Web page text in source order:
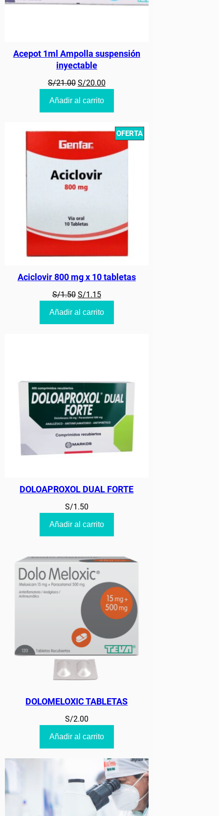
Acepot 1ml Ampolla suspensión
inyectable
S/21.00 El
original
S/21.00.
S/20.00El
S/20.00.
Añadir al carrito
OFERTAPRODUCT
Aciclovir 800 mg x 10 tabletas
S/1.50 El
original
S/1.15El
actual
Añadir al carrito
DOLOAPROXOL DUAL FORTE
S/1.50
Añadir al carrito
DOLOMELOXIC TABLETAS
S/2.00
Añadir al carrito